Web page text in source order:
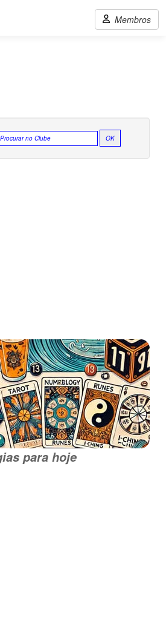
para hoje
Membros